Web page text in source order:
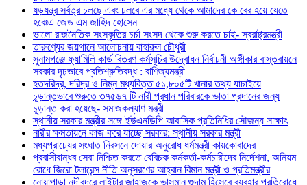
ষড়যন্ত্র সর্বত্র চলছে এবং চলবে এর মধ্যে থেকে আমাদের কে বের হয়ে যেতে
হবেঃএ জেড এম জাহিদ হোসেন
ভালো রাজনৈতিক সংস্কৃতির চর্চা সংসদ থেকে শুরু করতে চাই- স্বরাষ্ট্রমন্ত্রী
তারুণ্যের জয়গানে আলোচনায় বাহারুল চৌধুরী
সুনামগঞ্জে ফ্যামিলি কার্ড বিতরণ কর্মসূচির উদ্বোধন নির্বাচনী অঙ্গীকার বাস্তবায়নে
সরকার দৃঢ়ভাবে প্রতিশ্রুতিবদ্ধ : বাণিজ্যমন্ত্রী
হতদরিদ্র, দরিদ্র ও নিম্ন মধ্যবিত্ত ৫১,৮০৫টি খানার তথ্য যাচাইয়ে
চূড়ান্তভাবে শুরুতে ৩৭৫৬৭ টি নারী প্রধান পরিবারকে ভাতা প্রদানের জন্য
চূড়ান্ত করা হয়েছে- সমাজকল্যাণ মন্ত্রী
স্থানীয় সরকার মন্ত্রীর সঙ্গে ইউএনডিপি আবাসিক প্রতিনিধির সৌজন্য সাক্ষাৎ
নারীর ক্ষমতায়নে কাজ করে যাচ্ছে সরকার: স্থানীয় সরকার মন্ত্রী
মধ্যপ্রাচ্যের সংঘাত নিরসনে দোয়ার অনুরোধ ধর্মমন্ত্রী কায়কোবাদের
প্রবাসীবান্ধব সেবা নিশ্চিত করতে বেবিচক কর্মকর্তা-কর্মচারীদের নির্দেশনা, অনিয়ম
রোধে জিরো টলারেন্স নীতি অনুসরণের আহ্বান বিমান মন্ত্রী ও প্রতিমন্ত্রীর
নোয়াপাড়া নদীবন্দরে লাইটার জাহাজকে ভাসমান গুদাম হিসেবে ব্যবহার প্রতিরোধে